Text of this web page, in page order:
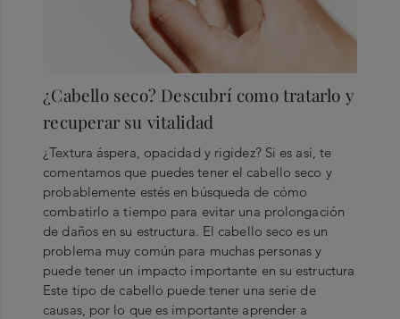
¿Cabello seco? Descubrí como tratarlo y
recuperar su vitalidad
¿Textura áspera, opacidad y rigidez? Si es así, te
comentamos que puedes tener el cabello seco y
probablemente estés en búsqueda de cómo
combatirlo a tiempo para evitar una prolongación
de daños en su estructura. El cabello seco es un
problema muy común para muchas personas y
puede tener un impacto importante en su estructura
Este tipo de cabello puede tener una serie de
causas, por lo que es importante aprender a